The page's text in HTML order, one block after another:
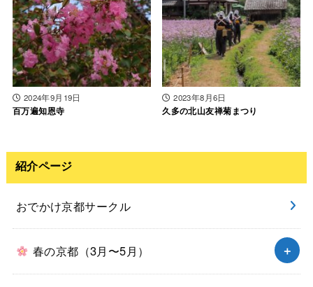
2024年9月19日
百万遍知恩寺
2023年8月6日
久多の北山友禅菊まつり
紹介ページ
おでかけ京都サークル
春の京都（3月〜5月）